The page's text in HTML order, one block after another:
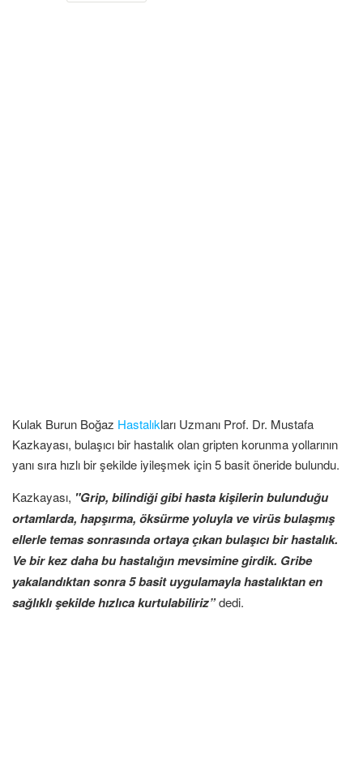
Kulak Burun Boğaz Hastalıkları Uzmanı Prof. Dr. Mustafa
Kazkayası, bulaşıcı bir hastalık olan gripten korunma yollarının
yanı sıra hızlı bir şekilde iyileşmek için 5 basit öneride bulundu.
Kazkayası, "Grip, bilindiği gibi hasta kişilerin bulunduğu
ortamlarda, hapşırma, öksürme yoluyla ve virüs bulaşmış
ellerle temas sonrasında ortaya çıkan bulaşıcı bir hastalık.
Ve bir kez daha bu hastalığın mevsimine girdik. Gribe
yakalandıktan sonra 5 basit uygulamayla hastalıktan en
sağlıklı şekilde hızlıca kurtulabiliriz”dedi.